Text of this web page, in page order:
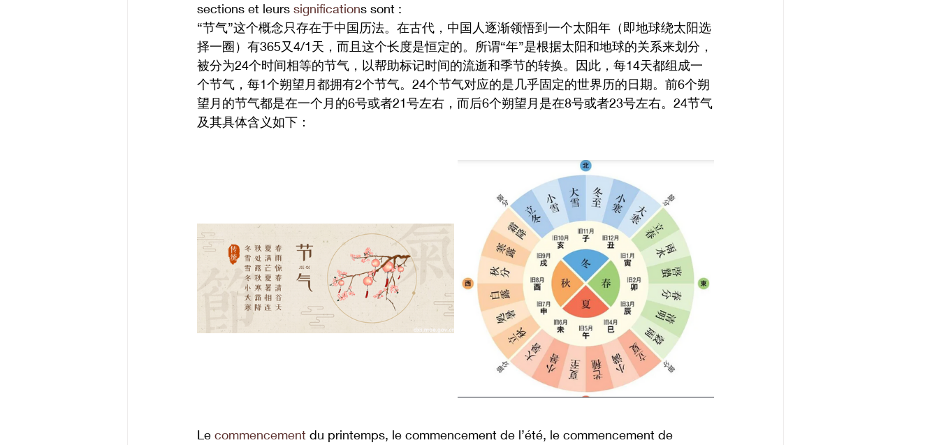
sections et leurs significations sont :
“节气”这个概念只存在于中国历法。在古代，中国人逐渐领悟到一个太阳年（即地球绕太阳选
择一圈）有365又4/1天，而且这个长度是恒定的。所谓“年”是根据太阳和地球的关系来划分，
被分为24个时间相等的节气，以帮助标记时间的流逝和季节的转换。因此，每14天都组成一
个节气，每1个朔望月都拥有2个节气。24个节气对应的是几乎固定的世界历的日期。前6个朔
望月的节气都是在一个月的6号或者21号左右，而后6个朔望月是在8号或者23号左右。24节气
及其具体含义如下：
Le commencement du printemps, le commencement de l’été, le commencement de